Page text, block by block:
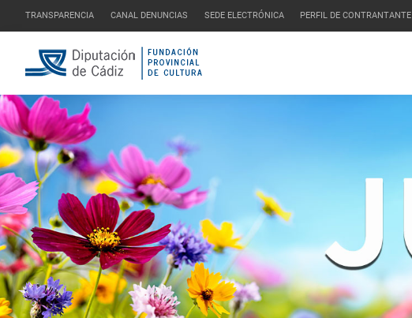
TRANSPARENCIA CANAL DENUNCIAS SEDE ELECTRÓNICA PERFIL DE CONTRANTANTE